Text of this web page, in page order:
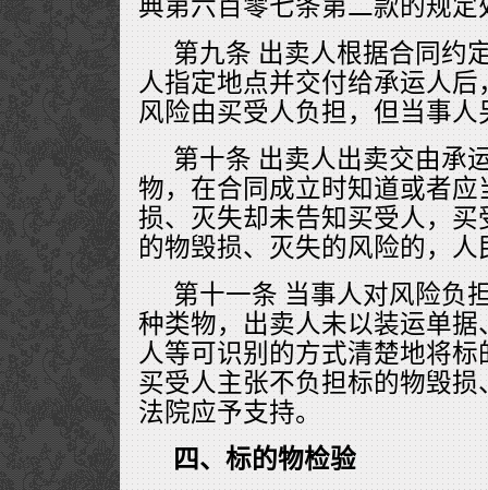
典第六百零七条第二款的规定
第九条 出卖人根据合同约
人指定地点并交付给承运人
风险由买受人负担，但当事
第十条 出卖人出卖交由承
物，在合同成立时知道或者
损、灭失却未告知买受人，
的物毁损、灭失的风险的，
第十一条 当事人对风险负
种类物，出卖人未以装运单
人等可识别的方式清楚地将
买受人主张不负担标的物毁
法院应予支持。
四、标的物检验